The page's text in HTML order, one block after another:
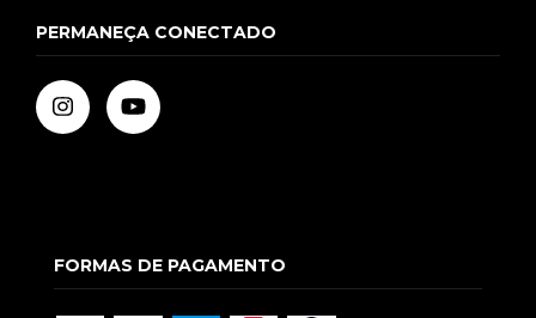
PERMANEÇA CONECTADO
FORMAS DE PAGAMENTO